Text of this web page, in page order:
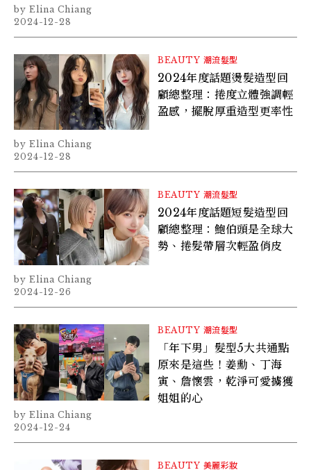
Elina Chiang
2024-12-28
BEAUTY 潮流髮型
2024年度話題燙髮造型回
顧總整理：捲度立體強調輕
盈感，擺脫厚重造型更率性
Elina Chiang
2024-12-28
BEAUTY 潮流髮型
2024年度話題短髮造型回
顧總整理：鮑伯頭是全球大
勢、捲髮帶層次輕盈俏皮
Elina Chiang
2024-12-26
BEAUTY 潮流髮型
「年下男」髮型5大共通點
原來是這些！姜勳、丁海
寅、詹懷雲，乾淨可愛擄獲
姐姐的心
Elina Chiang
2024-12-24
BEAUTY 美麗彩妝